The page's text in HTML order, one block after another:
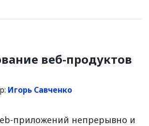
веб-продуктов
Игорь Савченко
приложений непрерывно и